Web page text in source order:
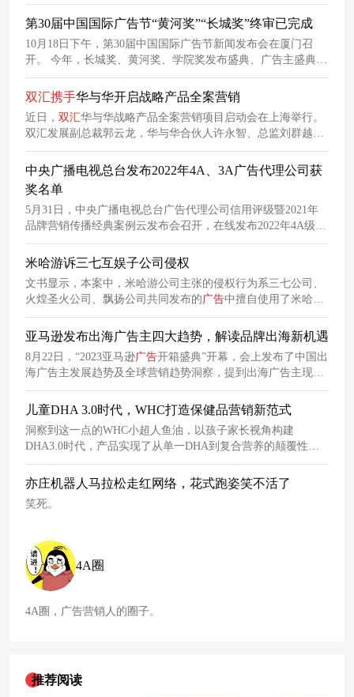
第30届中国国际广告节“黄河奖”“长城奖”终审已完成
10月18日下午，第30届中国国际广告节新闻发布会在厦门召
开。 今年，长城奖、黄河奖、学院奖发布盛典、广告主盛典、
3·15公益广告大赛颁奖等行业年度盛会仍是重头好戏。据悉，
“黄河奖”“长城奖”终审工作已完成，评选结果将在广告节上揭
晓并举行发布盛典。
双汇携手华与华开启战略产品全案营销
近日， 双汇华与华战略产品全案营销项目启动会在上海举行。
双汇发展副总裁郭云龙，华与华合伙人许永智、总监刘群越等
现场出席启动会。
中央广播电视总台发布2022年4A、3A广告代理公司获
奖名单
5月31日，中央广播电视总台广告代理公司信用评级暨2021年
品牌营销传播经典案例云发布会召开，在线发布2022年4A级、
3A级广告代理公司名单和2021年度“品牌强国工程”融合传播经
典案例、2021-2022“双奥”赛事传播优秀合作伙伴。
米哈游诉三七互娱子公司侵权
文书显示，本案中，米哈游公司主张的侵权行为系三七公司、
火煌圣火公司、飘扬公司共同发布的广告中擅自使用了米哈游
公司开发运营的“崩坏3”游戏角色“苍玄”的形象；点击该广告，
展现手机游戏“九州明月刀”的介绍页面并引导用户下载安装该
亚马逊发布出海广告主四大趋势，解读品牌出海新机遇
8月22日，“2023亚马逊广告开箱盛典”开幕，会上发布了中国出
海广告主发展趋势及全球营销趋势洞察，提到出海广告主现在
有四大发展趋势，分别是“活力强、增速快、布局广、创新
足”。
儿童DHA 3.0时代，WHC打造保健品营销新范式
洞察到这一点的WHC小超人鱼油，以孩子家长视角构建
DHA3.0时代，产品实现了从单一DHA到复合营养的颠覆性创
新。目前市面上的儿童DHA产品深陷同质化红海，主要聚焦于
0-3岁婴幼儿市场。凭借着迎合市场爆发的产品策略，荣登三榜
TOP1、热卖690000+的WHC小超人鱼油，正用一场从产品到流
量的系统性革命，宣告“儿童DHA 3.0时代”的真正来临。
亦庄机器人马拉松走红网络，花式跑姿笑不活了
笑死。
4A圈
4A圈，广告营销人的圈子。
推荐阅读